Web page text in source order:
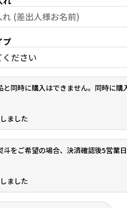
プ
同時に購入はできません。同時に購
ました
をご希望の場合、決済確認後5営業
ました